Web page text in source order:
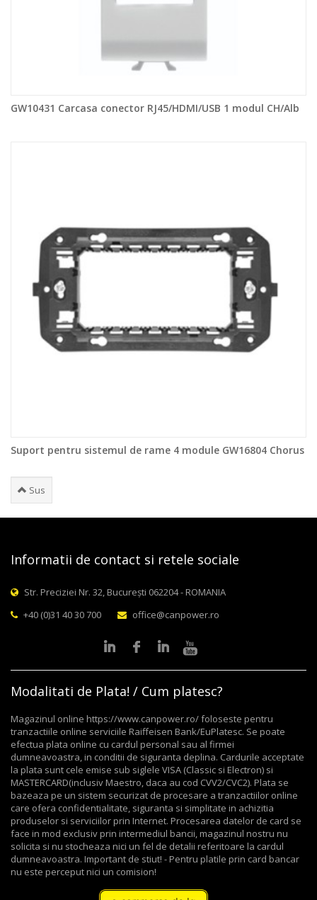
GW10431 Carcasa conector RJ45/HDMI/USB 1 modul CH/Alb
Suport pentru sistemul de rame 4 module GW16804 Chorus
Sus
Informatii de contact si retele sociale
Str. Preciziei Nr. 32, București 062204 - ROMANIA
+40 (0)31 40 30 700
office@canpower.ro
Modalitati de Plata! / Cum platesc?
Magazinul online https://www.canpower.ro/ foloseste pentru
tranzactiile online serviciile Raiffeisen Bank/EuPlatesc. Se poate
efectua plata online cu cardul personal sau al firmei
dumneavoastra, in conditii de siguranta deplina. Cardurile acceptate
la plata sunt cele emise sub siglele VISA (Classic si Electron) si
MASTERCARD(inclusiv Maestro, daca au cod CVV2/CVC2). Plata se
bazeaza pe un sistem securizat de procesare a tranzactiilor online
care ofera confidentialitate, siguranta si simplitate in achizitia
produselor si serviciilor prin Internet. Procesarea datelor de card se
face in mod exclusiv prin intermediul bancii, magazinul nostru nu
solicita si nu stocheaza nici un fel de detalii referitoare la cardul
dumneavoastra. Important de stiut! - Pentru platile prin card bancar
nu este perceput nici un comision!